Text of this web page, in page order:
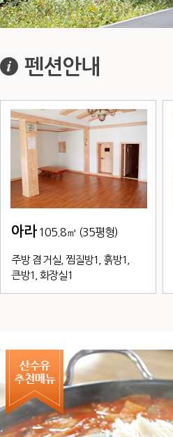
펜션안내
아라 105.8㎡ (35평형)
주방 겸 거실, 찜질방1, 흙방1,
큰방1, 화장실1